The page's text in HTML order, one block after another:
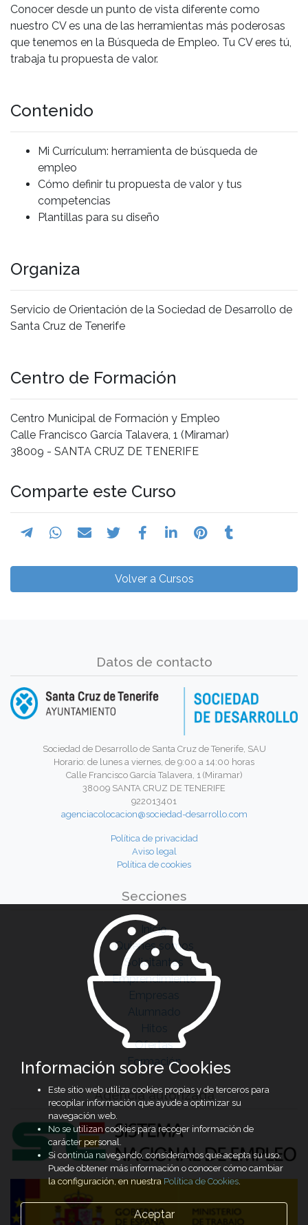
Conocer desde un punto de vista diferente como
nuestro CV es una de las herramientas más poderosas
que tenemos en la Búsqueda de Empleo. Tu CV eres tú,
trabaja tu propuesta de valor.
Contenido
Mi Currículum: herramienta de búsqueda de
empleo
Cómo definir tu propuesta de valor y tus
competencias
Plantillas para su diseño
Organiza
Servicio de Orientación de la Sociedad de Desarrollo de
Santa Cruz de Tenerife
Centro de Formación
Centro Municipal de Formación y Empleo
Calle Francisco García Talavera, 1 (Miramar)
38009 - SANTA CRUZ DE TENERIFE
Comparte este Curso
Volver a Cursos
Datos de contacto
Sociedad de Desarrollo de Santa Cruz de Tenerife, SAU
Horario: de lunes a viernes, de 9:00 a 14:00 horas
Calle Francisco García Talavera, 1 (Miramar)
38009 SANTA CRUZ DE TENERIFE
922013401
agenciacolocacion@sociedad-desarrollo.com
Política de privacidad
Aviso legal
Política de cookies
Secciones
Inicio
Quiénes somos
Solicitantes
Emprendimiento
Empresas
Alumnado
Hitos
Ofertas
Formación
Agencia autorizada
Información sobre Cookies
Este sitio web utiliza cookies propias y de terceros para
recopilar información que ayude a optimizar su
navegación web.
No se utilizan cookies para recoger información de
carácter personal.
Si continúa navegando, consideramos que acepta su uso.
Puede obtener más información o conocer cómo cambiar
la configuración, en nuestraPolítica de Cookies.
Aceptar